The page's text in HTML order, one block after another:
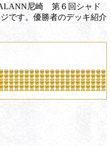
尼崎 第６回シャド
です。優勝者のデッキ紹介